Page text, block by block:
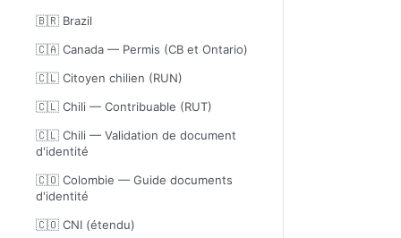
🇧🇷 Brazil
🇨🇦 Canada — Permis (CB et Ontario)
🇨🇱 Citoyen chilien (RUN)
🇨🇱 Chili — Contribuable (RUT)
🇨🇱 Chili — Validation de document
d'identité
🇨🇴 Colombie — Guide documents
d'identité
🇨🇴 CNI (étendu)